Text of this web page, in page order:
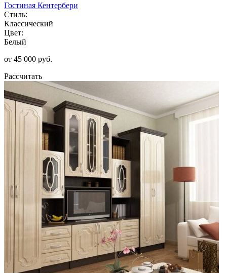
Гостиная Кентербери
Стиль:
Классический
Цвет:
Белый
от 45 000 руб.
Рассчитать